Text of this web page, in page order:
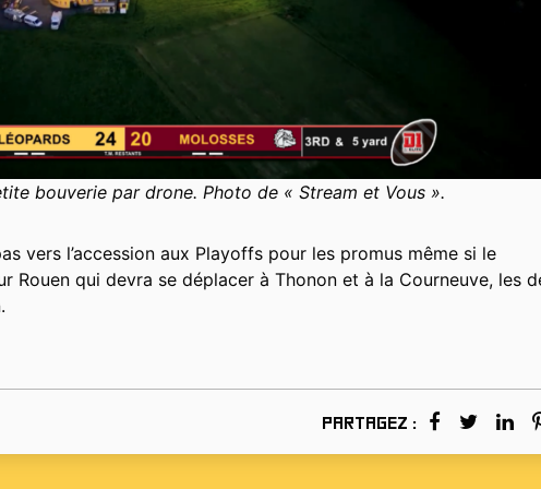
bouverie par drone. Photo de « Stream et Vous ».
vers l’accession aux Playoffs pour les promus même si le
Rouen qui devra se déplacer à Thonon et à la Courneuve, les
Partagez :